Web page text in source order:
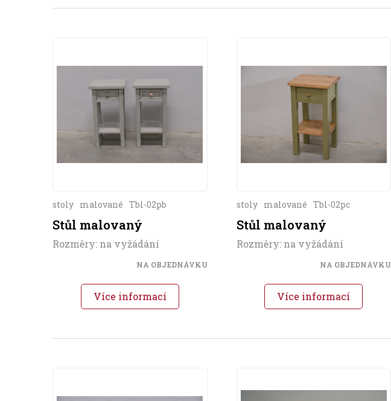
stoly malované Tbl-02pb
Stůl malovaný
Rozměry: na vyžádání
NA OBJEDNÁVKU
Více informací
stoly malované Tbl-02pc
Stůl malovaný
Rozměry: na vyžádání
NA OBJEDNÁVKU
Více informací